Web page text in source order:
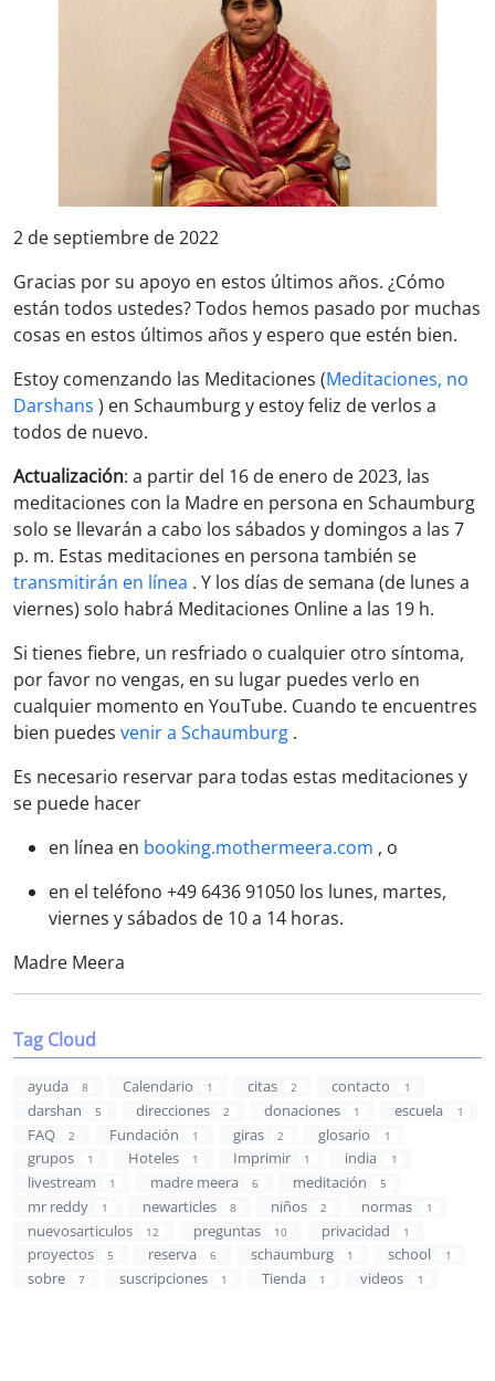
2 de septiembre de 2022
Gracias por su apoyo en estos últimos años. ¿Cómo
están todos ustedes? Todos hemos pasado por muchas
cosas en estos últimos años y espero que estén bien.
Estoy comenzando las Meditaciones (Meditaciones, no
Darshans ) en Schaumburg y estoy feliz de verlos a
todos de nuevo.
Actualización: a partir del 16 de enero de 2023, las
meditaciones con la Madre en persona en Schaumburg
solo se llevarán a cabo los sábados y domingos a las 7
p. m. Estas meditaciones en persona también se
transmitirán en línea . Y los días de semana (de lunes a
viernes) solo habrá Meditaciones Online a las 19 h.
Si tienes fiebre, un resfriado o cualquier otro síntoma,
por favor no vengas, en su lugar puedes verlo en
cualquier momento en YouTube. Cuando te encuentres
bien puedes venir a Schaumburg .
Es necesario reservar para todas estas meditaciones y
se puede hacer
en línea en booking.mothermeera.com , o
en el teléfono +49 6436 91050 los lunes, martes,
viernes y sábados de 10 a 14 horas.
Madre Meera
Tag Cloud
ayuda 8 Calendario 1 citas 2 contacto 1
darshan 5 direcciones 2 donaciones 1 escuela 1
FAQ 2 Fundación 1 giras 2 glosario 1
grupos 1 Hoteles 1 Imprimir 1 india 1
livestream 1 madre meera 6 meditación 5
mr reddy 1 newarticles 8 niños 2 normas 1
nuevosarticulos 12 preguntas 10 privacidad 1
proyectos 5 reserva 6 schaumburg 1 school 1
sobre 7 suscripciones 1 Tienda 1 videos 1